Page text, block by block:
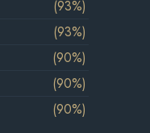
(93%)
(93%)
(90%)
(90%)
(90%)